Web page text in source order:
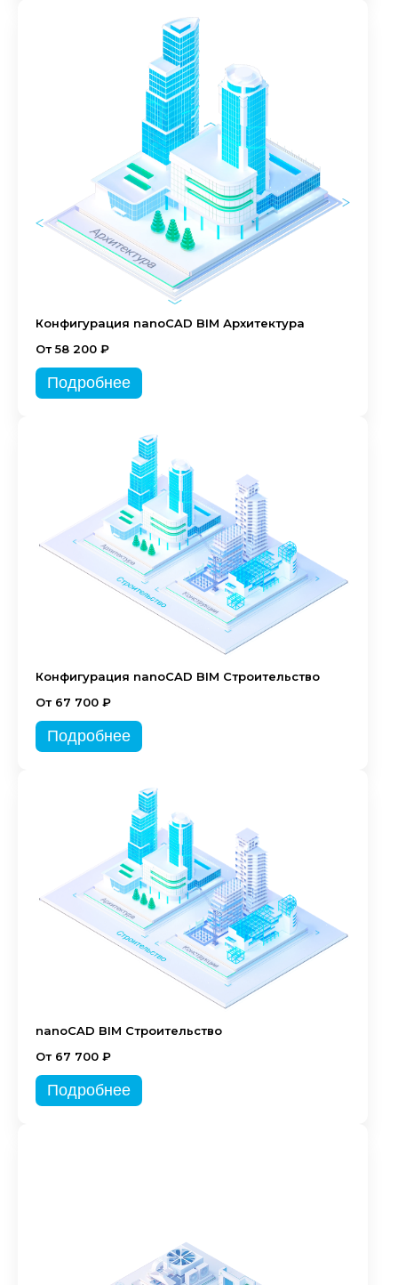
Конфигурация nanoCAD BIM Архитектура
От 58 200 ₽
Подробнее
Конфигурация nanoCAD BIM Строительство
От 67 700 ₽
Подробнее
nanoCAD BIM Строительство
От 67 700 ₽
Подробнее